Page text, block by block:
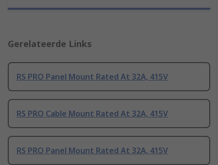
Gerelateerde Links
RS PRO Panel Mount Rated At 32A, 415V
RS PRO Cable Mount Rated At 32A, 415V
RS PRO Panel Mount Rated At 32A, 415V